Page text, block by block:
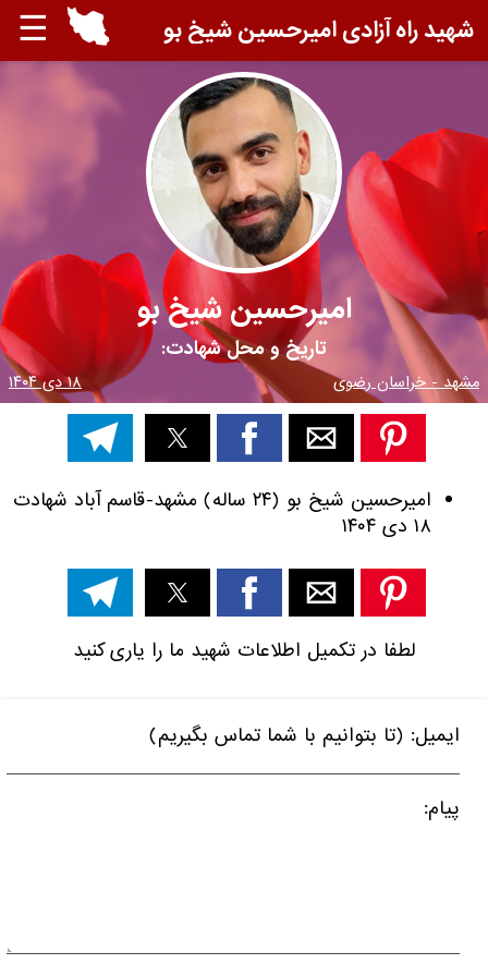
☰ شهید راه آزادی امیرحسین شیخ بو
امیرحسین شیخ بو
تاریخ و محل شهادت:
مشهد - خراسان رضوی ۱۸ دی ۱۴۰۴
امیرحسین شیخ بو (۲۴ ساله) مشهد-قاسم آباد شهادت
۱۸ دی ۱۴۰۴
لطفا در تکمیل اطلاعات شهید ما را یاری کنید
ایمیل: (تا بتوانیم با شما تماس بگیریم)
پیام: